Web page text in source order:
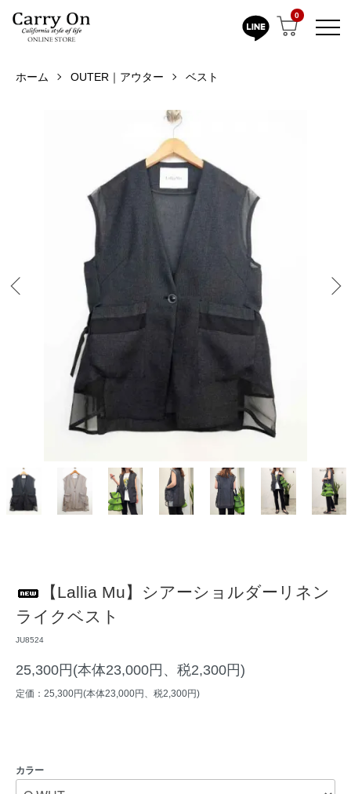
0
ホーム OUTER｜アウター ベスト
【Lallia Mu】シアーショルダーリネン
ライクベスト
JU8524
25,300円(本体23,000円、税2,300円)
定価：25,300円(本体23,000円、税2,300円)
カラー